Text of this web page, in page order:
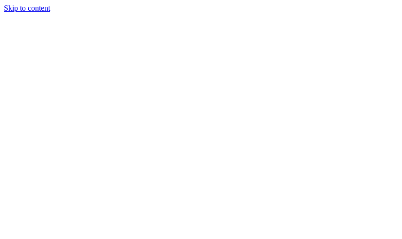
Skip to content